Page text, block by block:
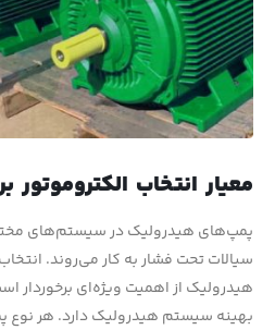
معیار انتخاب
پمپ‌های هیدرولیک در سیستم‌های
سیالات تحت فشار به کار می‌روند.
هیدرولیک از اهمیت ویژه‌ای برخوردار
بهینه سیستم هیدرولیک دارد. هر نوع